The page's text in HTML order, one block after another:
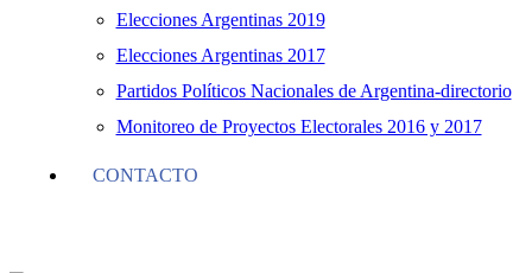
Elecciones Argentinas 2019
Elecciones Argentinas 2017
Partidos Políticos Nacionales de Argentina-directorio
Monitoreo de Proyectos Electorales 2016 y 2017
CONTACTO